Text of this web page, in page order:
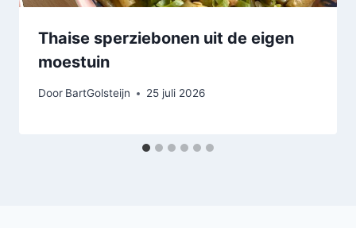
Thaise sperziebonen uit de eigen
moestuin
Door BartGolsteijn 25 juli 2026